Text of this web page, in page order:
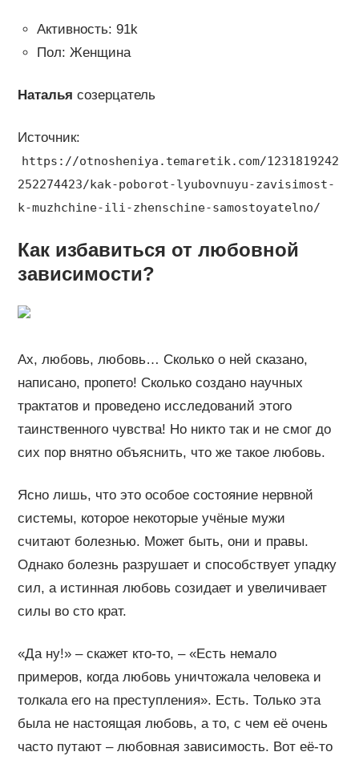
Активность: 91k
Пол: Женщина
Наталья созерцатель
Источник:
https://otnosheniya.temaretik.com/1231819242
252274423/kak-poborot-lyubovnuyu-zavisimost-
k-muzhchine-ili-zhenschine-samostoyatelno/
Как избавиться от любовной
зависимости?
Ах, любовь, любовь… Сколько о ней сказано,
написано, пропето! Сколько создано научных
трактатов и проведено исследований этого
таинственного чувства! Но никто так и не смог до
сих пор внятно объяснить, что же такое любовь.
Ясно лишь, что это особое состояние нервной
системы, которое некоторые учёные мужи
считают болезнью. Может быть, они и правы.
Однако болезнь разрушает и способствует упадку
сил, а истинная любовь созидает и увеличивает
силы во сто крат.
«Да ну!» – скажет кто-то, – «Есть немало
примеров, когда любовь уничтожала человека и
толкала его на преступления». Есть. Только эта
была не настоящая любовь, а то, с чем её очень
часто путают – любовная зависимость. Вот её-то